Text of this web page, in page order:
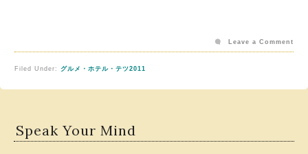
Filed Under: グルメ・ホテル・テツ2011
Leave a Comment
Speak Your Mind